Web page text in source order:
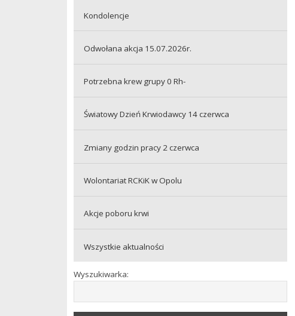
Kondolencje
Odwołana akcja 15.07.2026r.
Potrzebna krew grupy 0 Rh-
Światowy Dzień Krwiodawcy 14 czerwca
Zmiany godzin pracy 2 czerwca
Wolontariat RCKiK w Opolu
Akcje poboru krwi
Wszystkie aktualności
Wyszukiwarka: